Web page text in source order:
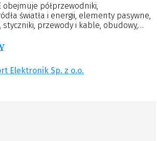
ok. 6000 paczek dziennie. Firma
dystrybucyjne, zlokalizowane w Łodzi
oferowanych 1 500 000 produktów
obejmuje półprzewodniki,
światła i energii, elementy pasywne,
styczniki, przewody i kable, obudowy,
chłodzenia i wentylatory,
wyposażenie warsztatowe,
akcesoria komputerowe, robotykę i